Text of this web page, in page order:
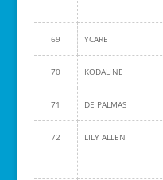
69 YCARE
70 KODALINE
71 DE PALMAS
72 LILY ALLEN